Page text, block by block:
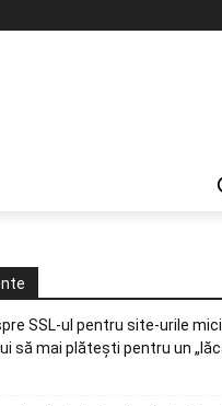
SSL-ul pentru site-urile
să mai plătești pentru un